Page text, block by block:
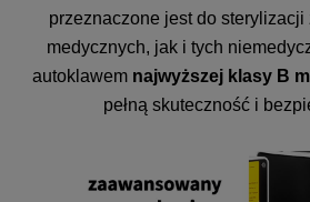
przeznaczone jest do
medycznych, jak i tych
autoklawem najwyższej klasy B
pełną skuteczność i